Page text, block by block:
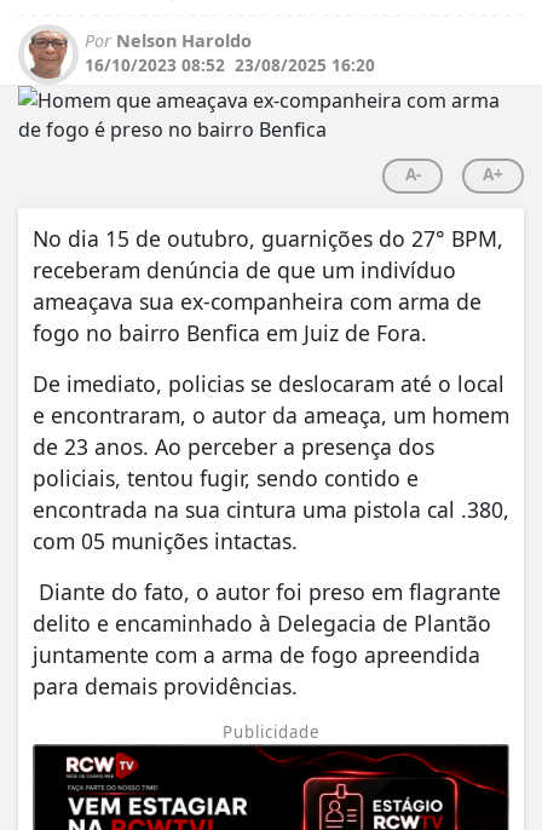
Por Nelson Haroldo
16/10/2023 08:52 23/08/2025 16:20
A- A+
No dia 15 de outubro, guarnições do 27° BPM,
receberam denúncia de que um indivíduo
ameaçava sua ex-companheira com arma de
fogo no bairro Benfica em Juiz de Fora.
De imediato, policias se deslocaram até o local
e encontraram, o autor da ameaça, um homem
de 23 anos. Ao perceber a presença dos
policiais, tentou fugir, sendo contido e
encontrada na sua cintura uma pistola cal .380,
com 05 munições intactas.
Diante do fato, o autor foi preso em flagrante
delito e encaminhado à Delegacia de Plantão
juntamente com a arma de fogo apreendida
para demais providências.
Publicidade